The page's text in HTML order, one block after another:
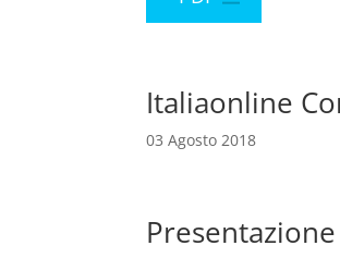
Italiaonline
03 Agosto 2018